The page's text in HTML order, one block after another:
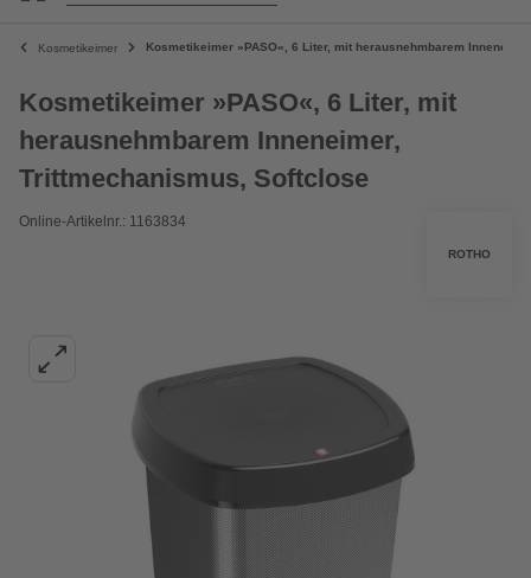
Kosmetikeimer Kosmetikeimer »PASO«, 6 Liter, mit herausnehmbarem
Kosmetikeimer »PASO«, 6 Liter, mit
herausnehmbarem Inneneimer,
Trittmechanismus, Softclose
Online-Artikelnr.: 1163834
ROTHO